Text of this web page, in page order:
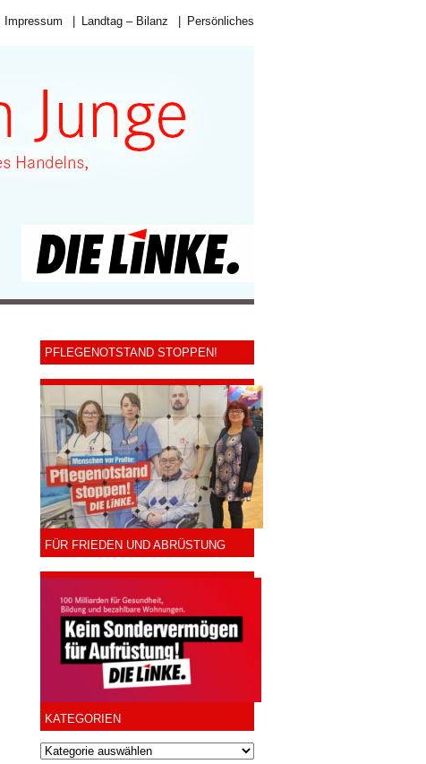
Impressum Landtag – Bilanz Persönliches
PFLEGENOTSTAND STOPPEN!
FÜR FRIEDEN UND ABRÜSTUNG
KATEGORIEN